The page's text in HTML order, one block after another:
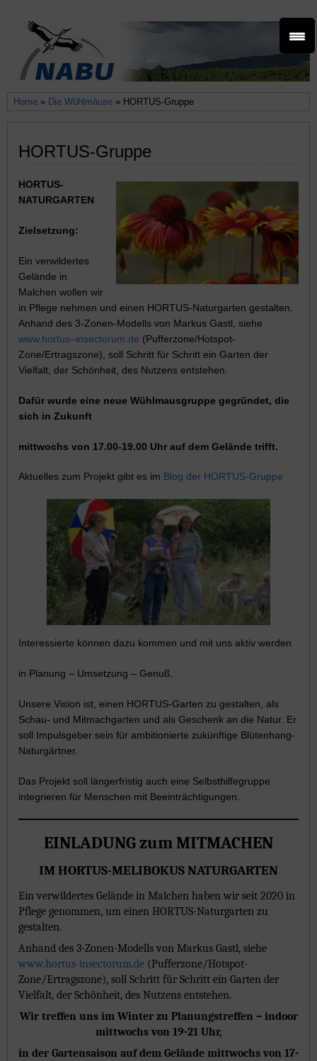
Home » Die Wühlmäuse » HORTUS-Gruppe
HORTUS-Gruppe
HORTUS-
NATURGARTEN
Zielsetzung:
Ein verwildertes
Gelände in
Malchen wollen wir
in Pflege nehmen und einen HORTUS-Naturgarten gestalten.
Anhand des 3-Zonen-Modells von Markus Gastl, siehe
www. hortus–insectorum .de (Pufferzone/Hotspot-
Zone/Ertragszone), soll Schritt für Schritt ein Garten der
Vielfalt, der Schönheit, des Nutzens entstehen.
Dafür wurde eine neue Wühlmausgruppe gegründet, die
sich in Zukunft
mittwochs von 17.00-19.00 Uhr auf dem Gelände trifft.
Aktuelles zum Projekt gibt es im Blog der HORTUS-Gruppe
Interessierte können dazu kommen und mit uns aktiv werden
in Planung – Umsetzung – Genuß.
Unsere Vision ist, einen HORTUS-Garten zu gestalten, als
Schau- und Mitmachgarten und als Geschenk an die Natur. Er
soll Impulsgeber sein für ambitionierte zukünftige Blütenhang-
Naturgärtner.
Das Projekt soll längerfristig auch eine Selbsthilfegruppe
integrieren für Menschen mit Beeinträchtigungen.
EINLADUNG zum MITMACHEN
IM HORTUS-MELIBOKUS NATURGARTEN
Ein verwildertes Gelände in Malchen haben wir seit 2020 in
Pflege genommen, um einen HORTUS-Naturgarten zu
gestalten.
Anhand des 3-Zonen-Modells von Markus Gastl, siehe
www.hortus-insectorum.de (Pufferzone/Hotspot-
Zone/Ertragszone), soll Schritt für Schritt ein Garten der
Vielfalt, der Schönheit, des Nutzens entstehen.
Wir treffen uns im Winter zu Planungstreffen – indoor
mittwochs von 19-21 Uhr,
in der Gartensaison auf dem Gelände mittwochs von 17-